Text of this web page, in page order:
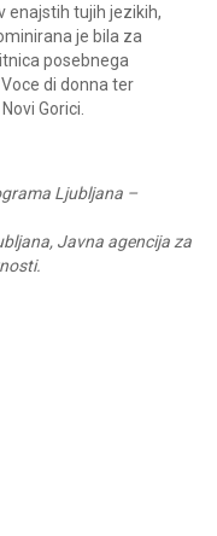
enajstih tujih jezikih,
je bila za
posebnega
di donna ter
Gorici.
Ljubljana –
Javna agencija za